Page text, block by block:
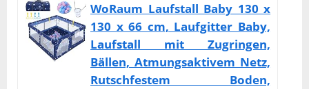
WoRaum Laufstall Baby 130 x
130 x 66 cm, Laufgitter Baby,
Laufstall mit Zugringen,
Bällen, Atmungsaktivem Netz,
Rutschfestem Boden,